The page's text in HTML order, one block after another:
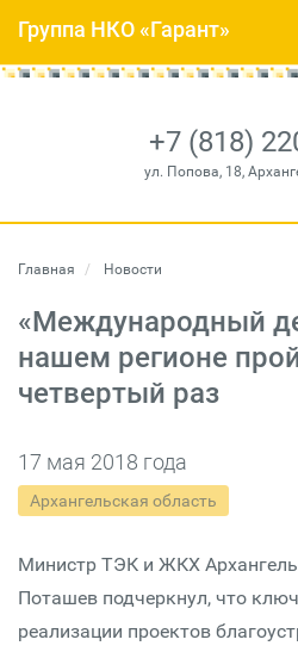
+7 (818)
ул. Попова, 18,
Группа НКО «Гарант»
Главная Новости
«Международный
нашем регионе
четвертый раз
17 мая 2018 года
Архангельская область
Министр ТЭК и ЖКХ
Поташев подчеркнул, что
реализации проектов